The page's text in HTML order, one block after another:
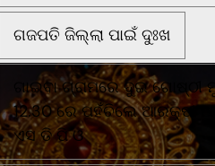
ଗଜପତି ଜିଲ୍ଲା ପାଇଁ ଦୁଃଖ
ଗାଇବା ଗ୍ରାମରେ ଦୁଇ ଗୋଷ୍ଠୀ
12.30 ରେ ପହଁଚିଲେ ଆରକ୍ଷୀ
ଏସ ଡି ପି ଓ